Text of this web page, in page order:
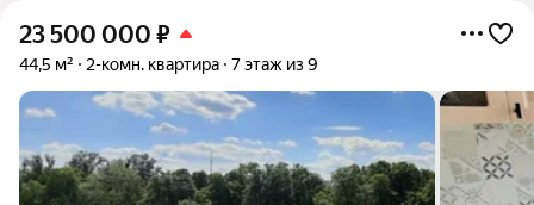
23 500 000 ₽
44,5 м² 2-комн. квартира 7 этаж из 9